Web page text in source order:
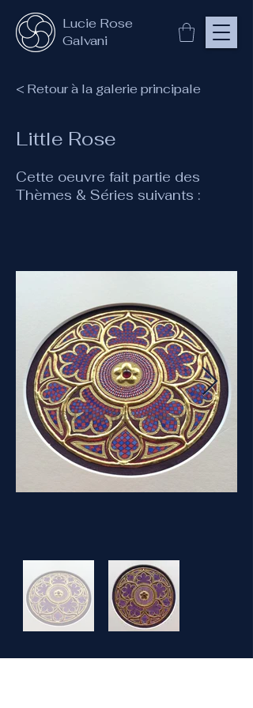
Lucie Rose
Galvani
< Retour à la galerie principale
Little Rose
Cette oeuvre fait partie des
Thèmes & Séries suivants :